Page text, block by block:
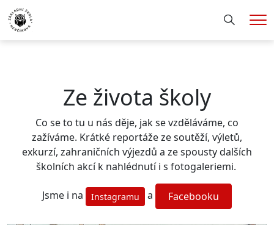
Hledání
Ze života školy
Co se to tu u nás děje, jak se vzděláváme, co
zažíváme. Krátké reportáže ze soutěží, výletů,
exkurzí, zahraničních výjezdů a ze spousty dalších
školních akcí k nahlédnutí i s fotogaleriemi.
Jsme i na Instagramu a Facebooku